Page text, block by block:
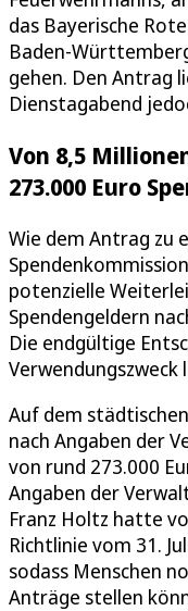
das Bayerische
Baden-
gehen. Den Antrag
Dienstagabend
Von 8,5
273.000 Euro
Wie dem Antrag zu
potenzielle
Spendengeldern
Die endgültige
Auf dem
nach Angaben der
von rund 273.000
Angaben der
Franz Holtz hatte
Richtlinie vom 31.
sodass Menschen
Anträge stellen